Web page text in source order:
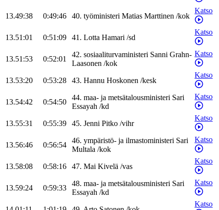
13.49:38 0:49:46 40. työministeri Matias Marttinen /kok
Katso
13.51:01 0:51:09 41. Lotta Hamari /sd
Katso
13.51:53 0:52:01
42. sosiaaliturvaministeri Sanni Grahn-
Laasonen /kok
Katso
13.53:20 0:53:28 43. Hannu Hoskonen /kesk
Katso
13.54:42 0:54:50
44. maa- ja metsätalousministeri Sari
Essayah /kd
Katso
13.55:31 0:55:39 45. Jenni Pitko /vihr
Katso
13.56:46 0:56:54
46. ympäristö- ja ilmastoministeri Sari
Multala /kok
Katso
13.58:08 0:58:16 47. Mai Kivelä /vas
Katso
13.59:24 0:59:33
48. maa- ja metsätalousministeri Sari
Essayah /kd
Katso
Katso